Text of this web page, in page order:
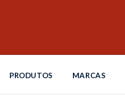
PRODUTOS MARCAS